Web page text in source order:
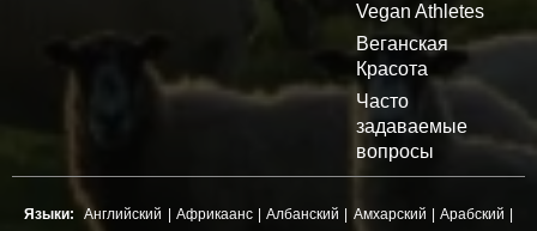
Vegan Athletes
Веганская
Красота
Часто
задаваемые
вопросы
Языки: Английский Африкаанс|Албанский Амхарский Арабский